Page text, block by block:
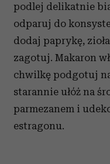
podlej delikatnie
odparuj do
dodaj paprykę,
zagotuj. Makaron
chwilkę podgotuj na
starannie ułóż na
parmezanem i
estragonu.